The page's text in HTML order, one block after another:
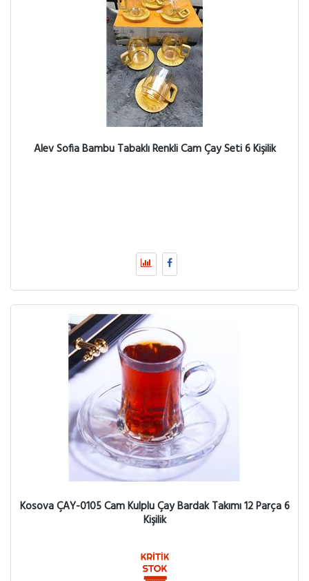
Alev Sofia Bambu Tabaklı Renkli Cam Çay Seti 6 Kişilik
Kosova ÇAY-0105 Cam Kulplu Çay Bardak Takımı 12 Parça 6
Kişilik